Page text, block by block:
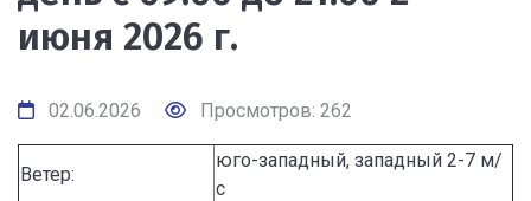
июня 2026 г.
02.06.2026 Просмотров: 262
Ветер:
юго-западный, западный 2-7 м/
с